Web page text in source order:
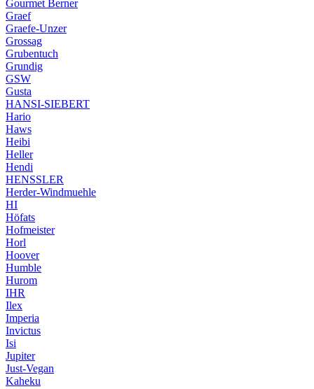
Gourmet Berner
Graef
Graefe-Unzer
Grossag
Grubentuch
Grundig
GSW
Gusta
HANSI-SIEBERT
Hario
Haws
Heibi
Heller
Hendi
HENSSLER
Herder-Windmuehle
HI
Höfats
Hofmeister
Horl
Hoover
Humble
Hurom
IHR
Ilex
Imperia
Invictus
Isi
Jupiter
Just-Vegan
Kaheku